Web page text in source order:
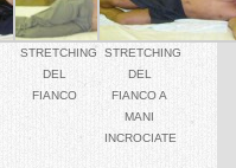
STRETCHING
DEL
FIANCO
STRETCHING
DEL
FIANCO A
MANI
INCROCIATE